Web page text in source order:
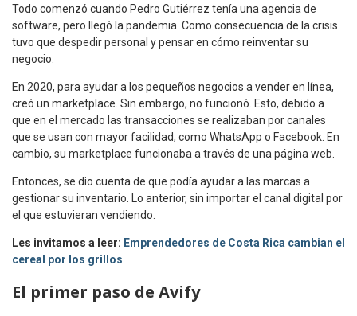
Todo comenzó cuando Pedro Gutiérrez tenía una agencia de
software, pero llegó la pandemia. Como consecuencia de la crisis
tuvo que despedir personal y pensar en cómo reinventar su
negocio.
En 2020, para ayudar a los pequeños negocios a vender en línea,
creó un marketplace. Sin embargo, no funcionó. Esto, debido a
que en el mercado las transacciones se realizaban por canales
que se usan con mayor facilidad, como WhatsApp o Facebook. En
cambio, su marketplace funcionaba a través de una página web.
Entonces, se dio cuenta de que podía ayudar a las marcas a
gestionar su inventario. Lo anterior, sin importar el canal digital por
el que estuvieran vendiendo.
Les invitamos a leer: Emprendedores de Costa Rica cambian el
cereal por los grillos
El primer paso de Avify